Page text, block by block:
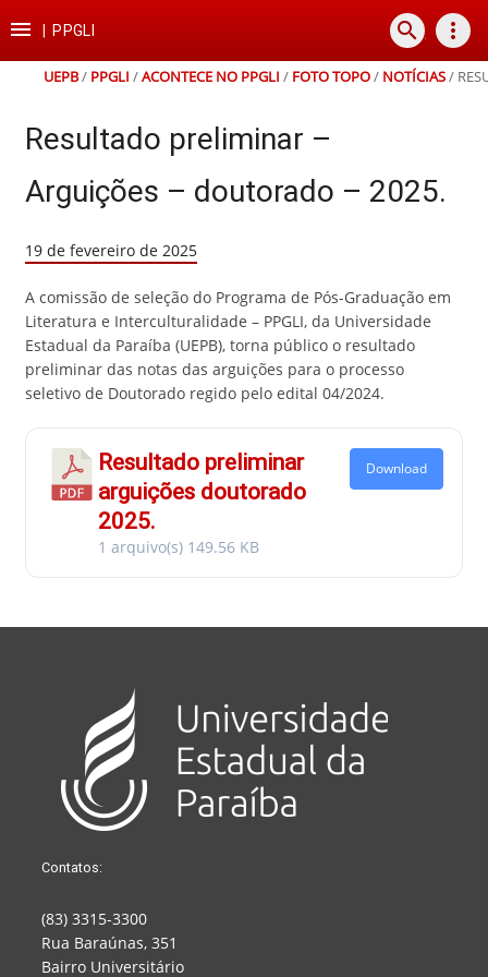
para
conteúdo
para
para
para
rodapé
 PPGLI search more_vert
UEPB/ PPGLI /ACONTECE NO PPGLI / FOTO TOPO/ NOTÍCIAS/
Resultado preliminar –
Arguições – doutorado – 2025.
19 de fevereiro de 2025
A comissão de seleção do Programa de Pós-Graduação em
Literatura e Interculturalidade – PPGLI, da Universidade
Estadual da Paraíba (UEPB), torna público o resultado
preliminar das notas das arguições para o processo
seletivo de Doutorado regido pelo edital 04/2024.
Resultado preliminar
arguições doutorado
2025.
1 arquivo(s) 149.56 KB
Download
Contatos:
(83) 3315-3300
Rua Baraúnas, 351
Bairro Universitário